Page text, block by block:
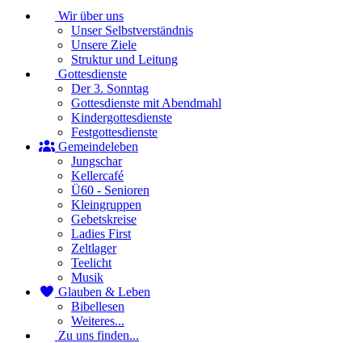
Wir über uns
Unser Selbstverständnis
Unsere Ziele
Struktur und Leitung
Gottesdienste
Der 3. Sonntag
Gottesdienste mit Abendmahl
Kindergottesdienste
Festgottesdienste
Gemeindeleben
Jungschar
Kellercafé
Ü60 - Senioren
Kleingruppen
Gebetskreise
Ladies First
Zeltlager
Teelicht
Musik
Glauben & Leben
Bibellesen
Weiteres...
Zu uns finden...